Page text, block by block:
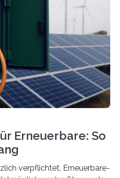
Energiespeicherung in
Energiesystemen. Das
2025, hat eine Laufzeit
von rund 2,9
Millionen Euro durch das
und…
Erneuerbare: So
verpflichtet, Erneuerbare-